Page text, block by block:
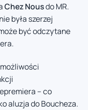
Chez Nousdo MR.
była szerzej
być odczytane
– co
aluzja do Boucheza.